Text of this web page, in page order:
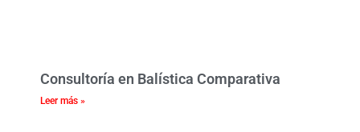
Consultoría en Balística Comparativa
Leer más »